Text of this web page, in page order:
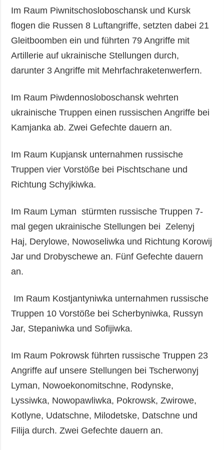
Im Raum Piwnitschosloboschansk und Kursk
flogen die Russen 8 Luftangriffe, setzten dabei 21
Gleitboomben ein und führten 79 Angriffe mit
Artillerie auf ukrainische Stellungen durch,
darunter 3 Angriffe mit Mehrfachraketenwerfern.
Im Raum Piwdennosloboschansk wehrten
ukrainische Truppen einen russischen Angriffe bei
Kamjanka ab. Zwei Gefechte dauern an.
Im Raum Kupjansk unternahmen russische
Truppen vier Vorstöße bei Pischtschane und
Richtung Schyjkiwka.
Im Raum Lyman stürmten russische Truppen 7-
mal gegen ukrainische Stellungen bei Zelenyj
Haj, Derylowe, Nowoseliwka und Richtung Korowij
Jar und Drobyschewe an. Fünf Gefechte dauern
an.
Im Raum Kostjantyniwka unternahmen russische
Truppen 10 Vorstöße bei Scherbyniwka, Russyn
Jar, Stepaniwka und Sofijiwka.
Im Raum Pokrowsk führten russische Truppen 23
Angriffe auf unsere Stellungen bei Tscherwonyj
Lyman, Nowoekonomitschne, Rodynske,
Lyssiwka, Nowopawliwka, Pokrowsk, Zwirowe,
Kotlyne, Udatschne, Milodetske, Datschne und
Filija durch. Zwei Gefechte dauern an.